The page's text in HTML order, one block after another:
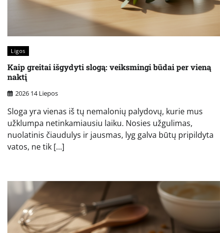
Ligos
Kaip greitai išgydyti slogą: veiksmingi būdai per vieną
naktį
2026 14 Liepos
Sloga yra vienas iš tų nemalonių palydovų, kurie mus
užklumpa netinkamiausiu laiku. Nosies užgulimas,
nuolatinis čiaudulys ir jausmas, lyg galva būtų pripildyta
vatos, ne tik […]